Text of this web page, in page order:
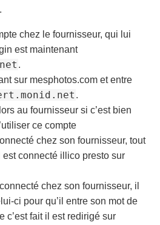
chez le fournisseur, qui lui
est maintenant
.
sur mesphotos.com et entre
.
au fournisseur si c’est bien
ce compte
chez son fournisseur, tout
est connecté illico presto sur
chez son fournisseur, il
ci pour qu’il entre son mot de
c’est fait il est redirigé sur